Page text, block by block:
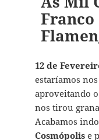
Franco
12 de
estaríamos
aproveitando
nos tirou
Acabamos
Cosmópolise